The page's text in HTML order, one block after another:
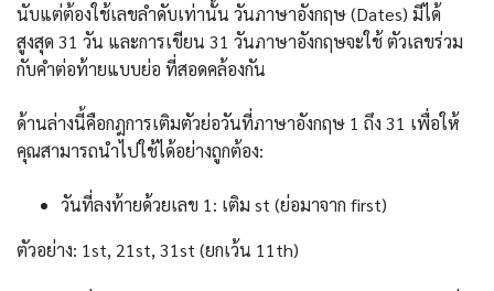
นับแต่ต้องใช้เลขลำดับเท่านั้น วันภาษาอังกฤษ (Dates) มีได้
สูงสุด 31 วัน และการเขียน 31 วันภาษาอังกฤษจะใช้ ตัวเลขร่วม
กับคำต่อท้ายแบบย่อ ที่สอดคล้องกัน
ด้านล่างนี้คือกฎการเติมตัวย่อวันที่ภาษาอังกฤษ 1 ถึง 31 เพื่อให้
คุณสามารถนำไปใช้ได้อย่างถูกต้อง:
วันที่ลงท้ายด้วยเลข 1: เติม st (ย่อมาจาก first)
ตัวอย่าง: 1st, 21st, 31st (ยกเว้น 11th)